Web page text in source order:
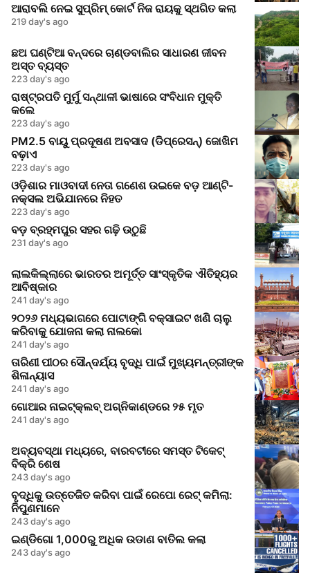
ଆରାବଲି ନେଇ ସୁପ୍ରିମ୍ କୋର୍ଟ ନିଜ ରାୟକୁ ସ୍ଥଗିତ କଲା
219 day's ago
ଛଅ ଘଣ୍ଟିଆ ବନ୍ଦରେ ଚାଣ୍ଡବାଲିର ସାଧାରଣ ଜୀବନ
ଅସ୍ତ ବ୍ୟସ୍ତ
223 day's ago
ରାଷ୍ଟ୍ରପତି ମୁର୍ମୁ ସନ୍ଥାଳୀ ଭାଷାରେ ସଂବିଧାନ ମୁକ୍ତି
କଲେ
223 day's ago
PM2.5 ବାୟୁ ପ୍ରଦୂଷଣ ଅବସାଦ (ଡିପ୍ରେସନ୍) ଜୋଖିମ
ବଢ଼ାଏ
223 day's ago
ଓଡ଼ିଶାର ମାଓବାଦୀ ନେତା ଗଣେଶ ଉଇକେ ବଡ଼ ଆଣ୍ଟି-
ନକ୍ସଲ ଅଭିଯାନରେ ନିହତ
223 day's ago
ବଡ଼ ବ୍ରହ୍ମପୁର ସହର ଗଢ଼ି ଉଠୁଛି
231 day's ago
ଲାଲକିଲ୍ଲାରେ ଭାରତର ଅମୂର୍ତ୍ତ ସାଂସ୍କୃତିକ ଐତିହ୍ୟର
ଆବିଷ୍କାର
241 day's ago
୨୦୨୬ ମଧ୍ୟଭାଗରେ ପୋଟାଙ୍ଗି ବକ୍ସାଇଟ ଖଣି ଚାଲୁ
କରିବାକୁ ଯୋଜନା କଲା ନାଲକୋ
241 day's ago
ତାରିଣୀ ପୀଠର ସୌନ୍ଦର୍ଯ୍ୟ ବୃଦ୍ଧି ପାଇଁ ମୁଖ୍ୟମନ୍ତ୍ରୀଙ୍କ
ଶିଳାନ୍ୟାସ
241 day's ago
ଗୋଆର ନାଇଟ୍‌କ୍ଲବ୍ ଅଗ୍ନିକାଣ୍ଡରେ ୨୫ ମୃତ
241 day's ago
ଅବ୍ୟବସ୍ଥା ମଧ୍ୟରେ, ବାରବଟୀରେ ସମସ୍ତ ଟିକେଟ୍
ବିକ୍ରି ଶେଷ
243 day's ago
ବୃଦ୍ଧିକୁ ଉତ୍ତେଜିତ କରିବା ପାଇଁ ରେପୋ ରେଟ୍ କମିଲା:
ନିପୁଣମାନେ
243 day's ago
ଇଣ୍ଡିଗୋ 1,000ରୁ ଅଧିକ ଉଡାଣ ବାତିଲ କଲା
243 day's ago